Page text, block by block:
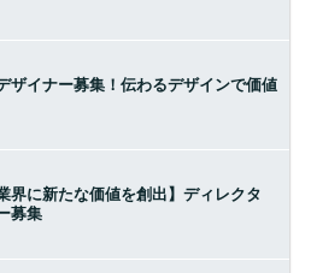
ザイナー募集！伝わるデザインで価値
界に新たな価値を創出】ディレクタ
募集